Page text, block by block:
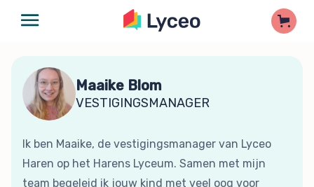
Maaike Blom
VESTIGINGSMANAGER
Ik ben Maaike, de vestigingsmanager van Lyceo
Haren op het Harens Lyceum. Samen met mijn
team begeleid ik jouw kind met veel oog voor